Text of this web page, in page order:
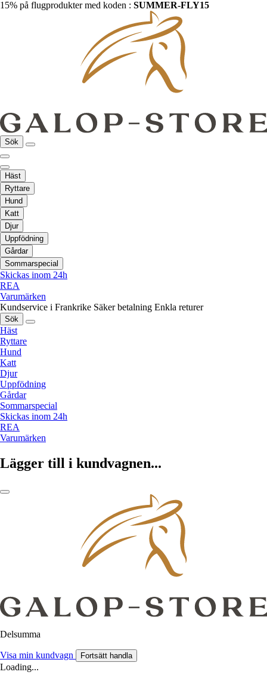
15% på flugprodukter med koden : SUMMER-FLY15
Sök
Häst
Ryttare
Hund
Katt
Djur
Uppfödning
Gårdar
Sommarspecial
Skickas inom 24h
REA
Varumärken
Kundservice i Frankrike Säker betalning Enkla returer
Sök
Häst
Ryttare
Hund
Katt
Djur
Uppfödning
Gårdar
Sommarspecial
Skickas inom 24h
REA
Varumärken
Lägger till i kundvagnen...
Delsumma
Visa min kundvagn Fortsätt handla
Loading...